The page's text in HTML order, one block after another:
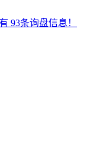
93条询盘信息！